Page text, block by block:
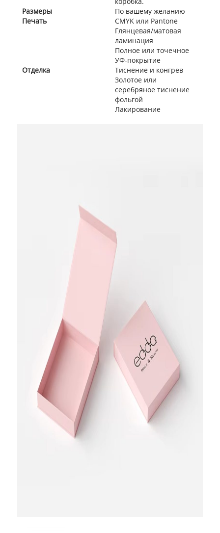
Размеры
По вашему желанию
Печать
CMYK или Pantone
Отделка
Глянцевая/матовая
ламинация
Полное или точечное
УФ-покрытие
Тиснение и конгрев
Золотое или
серебряное тиснение
фольгой
Лакирование